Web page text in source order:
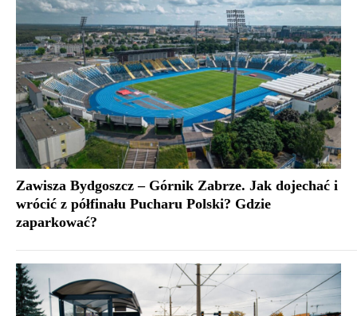
Zawisza Bydgoszcz – Górnik Zabrze. Jak dojechać i
wrócić z półfinału Pucharu Polski? Gdzie
zaparkować?